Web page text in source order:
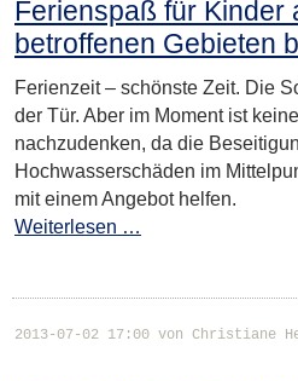
Ferienspaß für Kinder
betroffenen Gebieten
Ferienzeit – schönste Zeit. Die
der Tür. Aber im Moment ist
nachzudenken, da die
Hochwasserschäden im
mit einem Angebot helfen.
Weiterlesen …
2013-07-02 17:00 von Christiane